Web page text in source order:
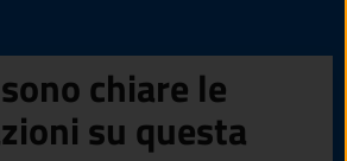
chiare le
su questa